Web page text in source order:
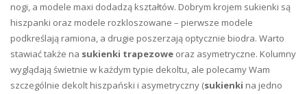
nogi, a modele maxi dodadzą kształtów. Dobrym krojem sukienki są
hiszpanki oraz modele rozkloszowane – pierwsze modele
podkreślają ramiona, a drugie poszerzają optycznie biodra. Warto
stawiać także na sukienki trapezowe oraz asymetryczne. Kolumny
wyglądają świetnie w każdym typie dekoltu, ale polecamy Wam
szczególnie dekolt hiszpański i asymetryczny (sukienki na jedno